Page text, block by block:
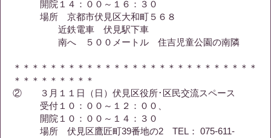
開院１４：００～１６：３０
場所 京都市伏見区大和町５６８
近鉄電車 伏見駅下車
南へ ５００メートル 住吉児童公園の南隣
＊＊＊＊＊＊＊＊＊＊＊＊＊＊＊＊＊＊＊＊＊＊＊＊＊＊＊
＊＊＊＊＊＊＊＊＊
② ３月１１日（日）伏見区役所･区民交流スペース
受付１０：００～１２：００、
開院１０：００～１４：３０
場所 伏見区鷹匠町39番地の2 TEL： 075-611-